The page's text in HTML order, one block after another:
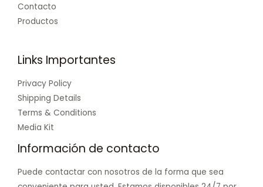
Contacto
Productos
Links Importantes
Privacy Policy
Shipping Details
Terms & Conditions
Media Kit
Información de contacto
Puede contactar con nosotros de la forma que sea